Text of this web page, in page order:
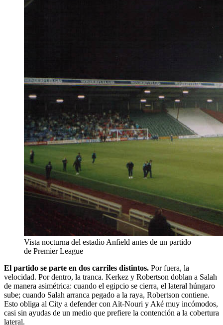
Vista nocturna del estadio Anfield antes de un partido
de Premier League
El partido se parte en dos carriles distintos. Por fuera, la
velocidad. Por dentro, la tranca. Kerkez y Robertson doblan a Salah
de manera asimétrica: cuando el egipcio se cierra, el lateral húngaro
sube; cuando Salah arranca pegado a la raya, Robertson contiene.
Esto obliga al City a defender con Aït-Nouri y Aké muy incómodos,
casi sin ayudas de un medio que prefiere la contención a la cobertura
lateral.